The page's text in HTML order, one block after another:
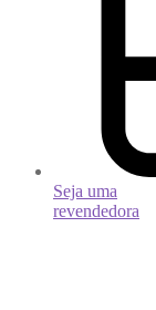
Seja uma
revendedora